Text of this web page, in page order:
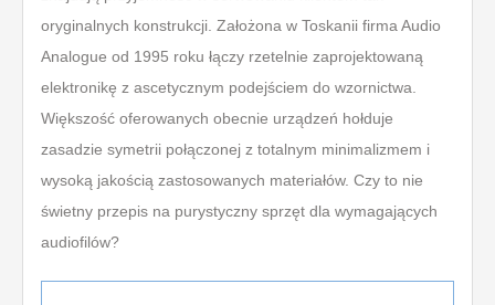
oryginalnych konstrukcji. Założona w Toskanii firma Audio
Analogue od 1995 roku łączy rzetelnie zaprojektowaną
elektronikę z ascetycznym podejściem do wzornictwa.
Większość oferowanych obecnie urządzeń hołduje
zasadzie symetrii połączonej z totalnym minimalizmem i
wysoką jakością zastosowanych materiałów. Czy to nie
świetny przepis na purystyczny sprzęt dla wymagających
audiofilów?